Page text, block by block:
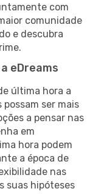
com
comunidade
e descubra
eDreams
última hora a
ser mais
a pensar nas
em
hora podem
a época de
nas
suas hipóteses